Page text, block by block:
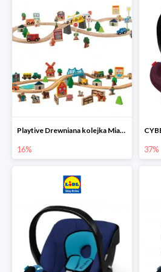
Playtive Drewniana kolejka Miasto lub Farma
16% 37%